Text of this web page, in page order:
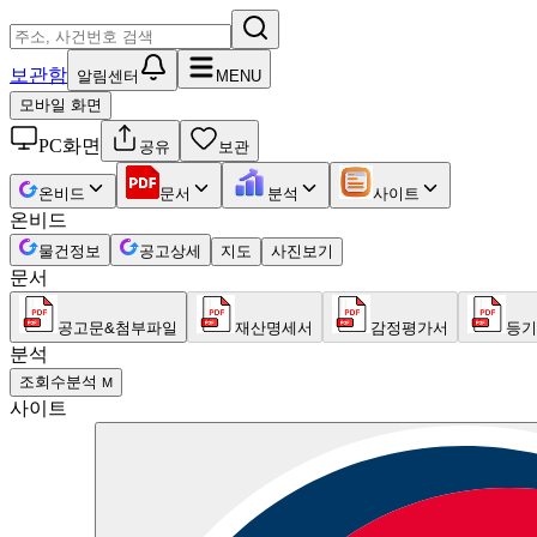
보관함 알림센터
MENU
모바일 화면
PC화면 공유 보관
온비드 문서 분석 사이트
온비드
물건정보 공고상세 지도 사진보기
문서
공고문&첨부파일 재산명세서 감정평가서 등
분석
조회수분석 M
사이트